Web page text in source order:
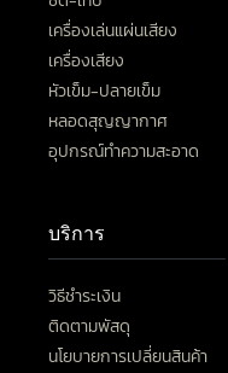
เครื่องเล่นแผ่นเสียง
เครื่องเสียง
หัวเข็ม-ปลายเข็ม
หลอดสุญญากาศ
อุปกรณ์ทำความสะอาด
บริการ
วิธีชำระเงิน
ติดตามพัสดุ
นโยบายการเปลี่ยนสินค้า